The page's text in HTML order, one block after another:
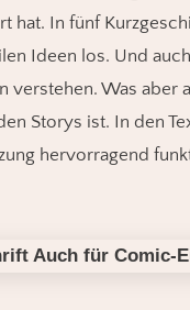
hat. In fünf
Ideen los. Und
verstehen. Was aber
Storys ist. In den
hervorragend